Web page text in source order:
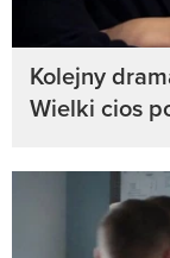
Kolejny
Wielki cios